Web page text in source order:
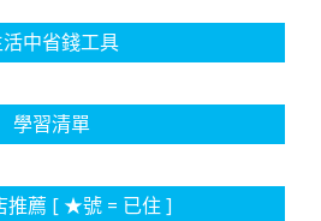
活中省錢工具
學習清單
推薦 [ ★號 = 已住 ]